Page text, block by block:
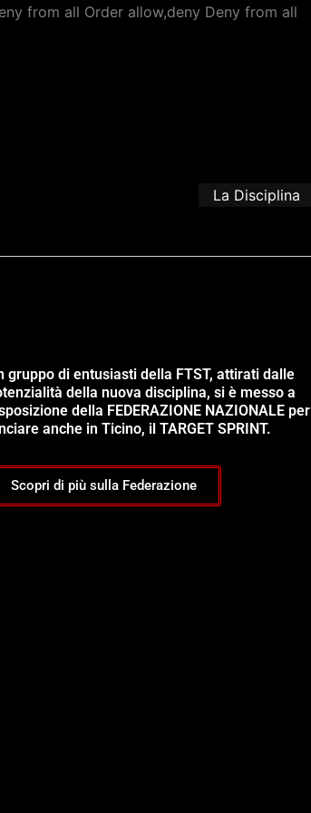
from all Order allow,deny Deny from all
La Disciplina
gruppo di entusiasti della FTST, attirati dalle
della nuova disciplina, si è messo a
della FEDERAZIONE NAZIONALE per
anche in Ticino, il TARGET SPRINT.
Scopri di più sulla Federazione